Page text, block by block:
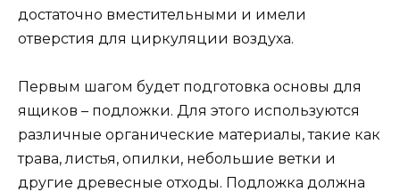
достаточно вместительными и имели
отверстия для циркуляции воздуха.
Первым шагом будет подготовка основы для
ящиков – подложки. Для этого используются
различные органические материалы, такие как
трава, листья, опилки, небольшие ветки и
другие древесные отходы. Подложка должна